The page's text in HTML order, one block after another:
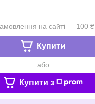
на сайті — 100 ₴
Купити
або
Купити з